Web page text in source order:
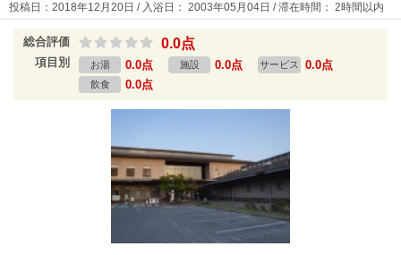
投稿日：2018年12月20日 / 入浴日： 2003年05月04日 / 滞在時間： 2時間以内
総合評価 0.0点
項目別 お湯 0.0点 施設 0.0点 サービス 0.0点
飲食 0.0点